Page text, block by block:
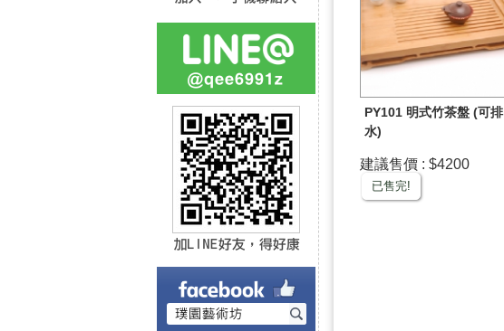
PY101 明式竹茶盤 (可排
水)
建議售價 : $4200
已售完!